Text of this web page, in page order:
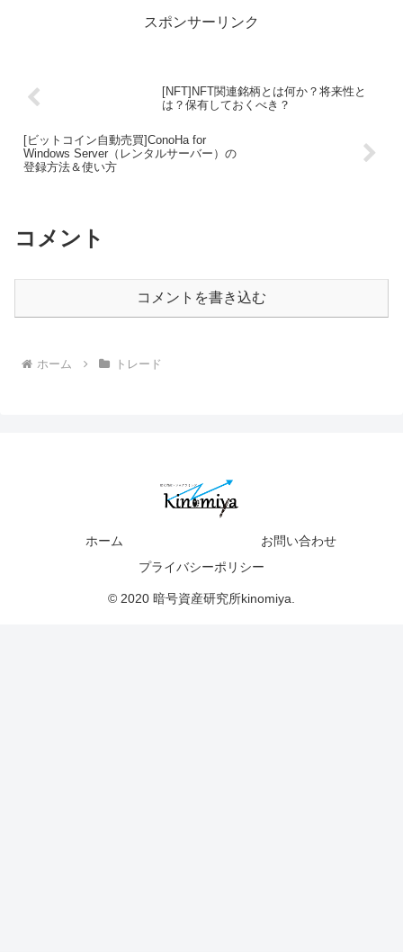
スポンサーリンク
[NFT]NFT関連銘柄とは何か？将来性と
は？保有しておくべき？
[ビットコイン自動売買]ConoHa for
Windows Server（レンタルサーバー）の
登録方法＆使い方
コメント
コメントを書き込む
ホーム トレード
ホーム
お問い合わせ
プライバシーポリシー
© 2020 暗号資産研究所kinomiya.